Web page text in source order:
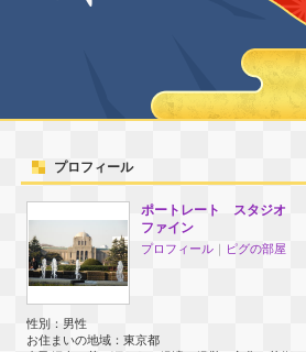
プロフィール
ポートレート スタジオ
ファイン
プロフィール ｜ ピグの部屋
性別： 男性
お住まいの地域： 東京都